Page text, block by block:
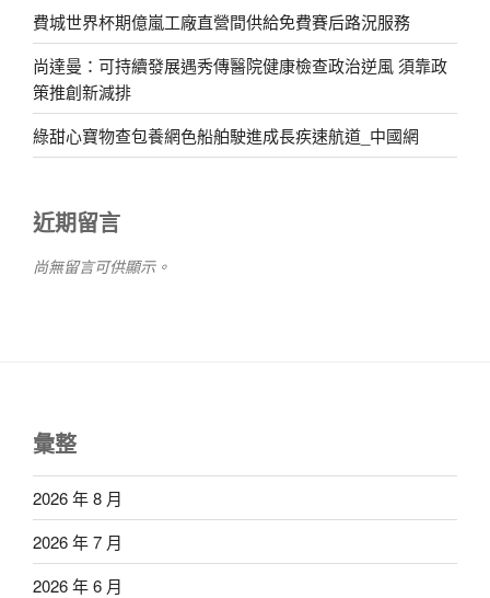
費城世界杯期億嵐工廠直營間供給免費賽后路況服務
尚達曼：可持續發展遇秀傳醫院健康檢查政治逆風 須靠政
策推創新減排
綠甜心寶物查包養網色船舶駛進成長疾速航道_中國網
近期留言
尚無留言可供顯示。
彙整
2026 年 8 月
2026 年 7 月
2026 年 6 月